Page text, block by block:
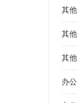
其
其
其
办